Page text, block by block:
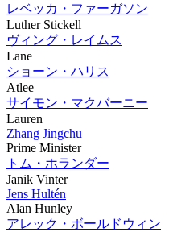
レベッカ・ファーガソン
Luther Stickell
ヴィング・レイムス
Lane
ショーン・ハリス
Atlee
サイモン・マクバーニー
Lauren
Zhang Jingchu
Prime Minister
トム・ホランダー
Janik Vinter
Jens Hultén
Alan Hunley
アレック・ボールドウィン